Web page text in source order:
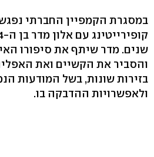
במסגרת הקמפיין החברתי
קופירייטינג עם אלון מדר בן ה-34, נשא
שנים. מדר שיתף את סיפורו
והסביר את הקשיים ואת
בזירות שונות, בשל המודעות
ולאפשרויות ההדבקה בו.